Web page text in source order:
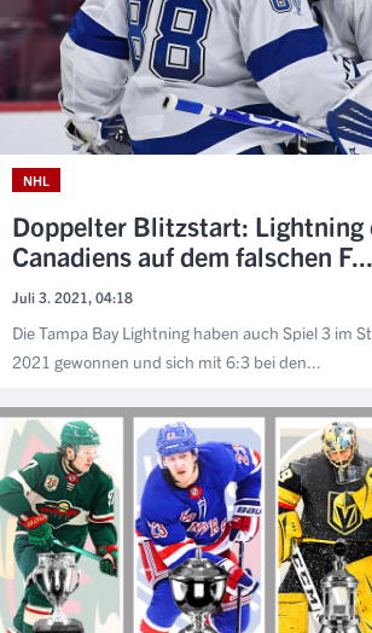
NHL
Doppelter Blitzstart: Lightning
Canadiens auf dem falschen F...
Juli 3. 2021, 04:18
Die Tampa Bay Lightning haben auch Spiel 3 im
2021 gewonnen und sich mit 6:3 bei den...